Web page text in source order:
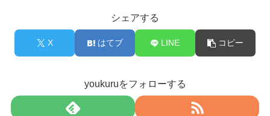
シェアする
X はてブ LINE コピー
youkuruをフォローする